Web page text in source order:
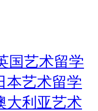
国艺术留学
本艺术留学
大利亚艺术